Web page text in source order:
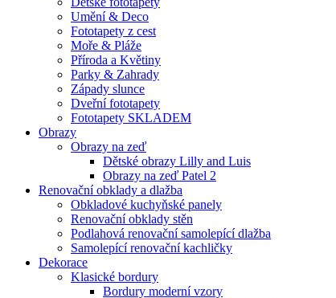
Umění & Deco
Fototapety z cest
Moře & Pláže
Příroda a Květiny
Parky & Zahrady
Západy slunce
Dveřní fototapety
Fototapety SKLADEM
Obrazy
Obrazy na zeď
Dětské obrazy Lilly and Luis
Obrazy na zeď Patel 2
Renovační obklady a dlažba
Obkladové kuchyňské panely
Renovační obklady stěn
Podlahová renovační samolepící dlažba
Samolepící renovační kachličky
Dekorace
Klasické bordury
Bordury moderní vzory